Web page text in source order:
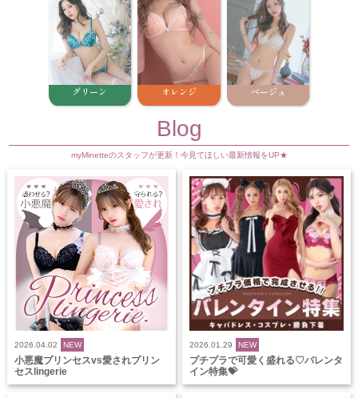
グリーン オレンジ ベージュ
Blog
myMinetteのスタッフが更新！今見てほしい最新情報をUP★
2026.04.02 NEW
小悪魔プリンセスvs愛されプリン
セスlingerie
2026.01.29 NEW
プチプラで可愛く盛れる♡バレンタ
イン特集💝